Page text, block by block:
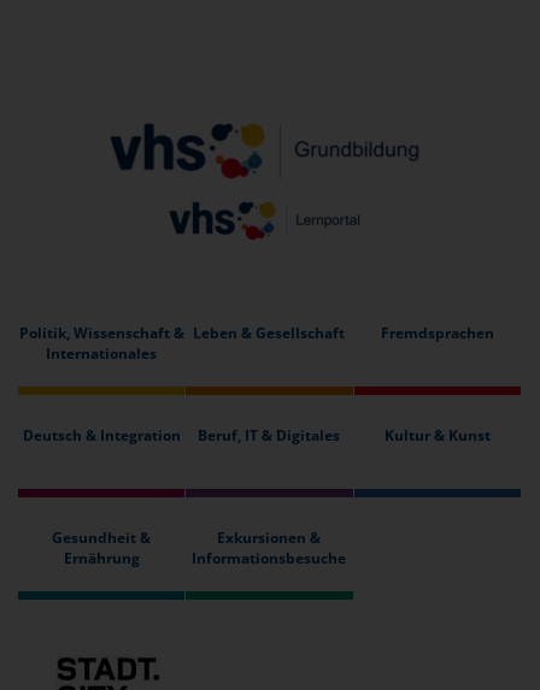
Politik, Wissenschaft &
Internationales
Leben & Gesellschaft Fremdsprachen
Deutsch & Integration Beruf, IT & Digitales Kultur & Kunst
Gesundheit &
Ernährung
Exkursionen &
Informationsbesuche